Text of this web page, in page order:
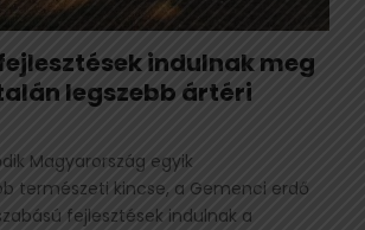
indulnak meg
legszebb ártéri
Magyarország egyik
természeti kincse, a Gemenci erdő
fejlesztések indulnak a